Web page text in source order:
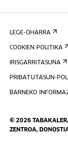
© 2026
ZENTROA,
LEGE-OHARRA
COOKIEN POLITIKA
IRISGARRITASUNA
PRIBATUTASUN-
BARNEKO